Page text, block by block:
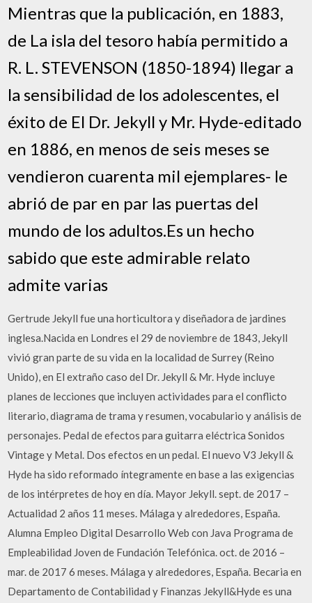
Mientras que la publicación, en 1883,
de La isla del tesoro había permitido a
R. L. STEVENSON (1850-1894) llegar a
la sensibilidad de los adolescentes, el
éxito de El Dr. Jekyll y Mr. Hyde-editado
en 1886, en menos de seis meses se
vendieron cuarenta mil ejemplares- le
abrió de par en par las puertas del
mundo de los adultos.Es un hecho
sabido que este admirable relato
admite varias
Gertrude Jekyll fue una horticultora y diseñadora de jardines
inglesa.Nacida en Londres el 29 de noviembre de 1843, Jekyll
vivió gran parte de su vida en la localidad de Surrey (Reino
Unido), en El extraño caso del Dr. Jekyll & Mr. Hyde incluye
planes de lecciones que incluyen actividades para el conflicto
literario, diagrama de trama y resumen, vocabulario y análisis de
personajes. Pedal de efectos para guitarra eléctrica Sonidos
Vintage y Metal. Dos efectos en un pedal. El nuevo V3 Jekyll &
Hyde ha sido reformado íntegramente en base a las exigencias
de los intérpretes de hoy en día. Mayor Jekyll. sept. de 2017 –
Actualidad 2 años 11 meses. Málaga y alrededores, España.
Alumna Empleo Digital Desarrollo Web con Java Programa de
Empleabilidad Joven de Fundación Telefónica. oct. de 2016 –
mar. de 2017 6 meses. Málaga y alrededores, España. Becaria en
Departamento de Contabilidad y Finanzas Jekyll&Hyde es una